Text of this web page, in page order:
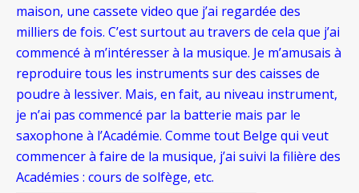
maison, une cassete video que j’ai regardée des
milliers de fois. C’est surtout au travers de cela que j’ai
commencé à m’intéresser à la musique. Je m’amusais à
reproduire tous les instruments sur des caisses de
poudre à lessiver. Mais, en fait, au niveau instrument,
je n’ai pas commencé par la batterie mais par le
saxophone à l’Académie. Comme tout Belge qui veut
commencer à faire de la musique, j’ai suivi la filière des
Académies : cours de solfège, etc.